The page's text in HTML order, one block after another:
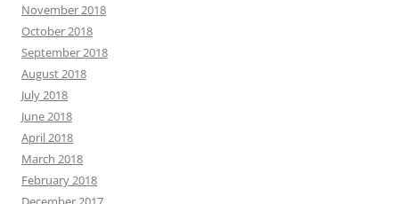
November 2018
October 2018
September 2018
August 2018
July 2018
June 2018
April 2018
March 2018
February 2018